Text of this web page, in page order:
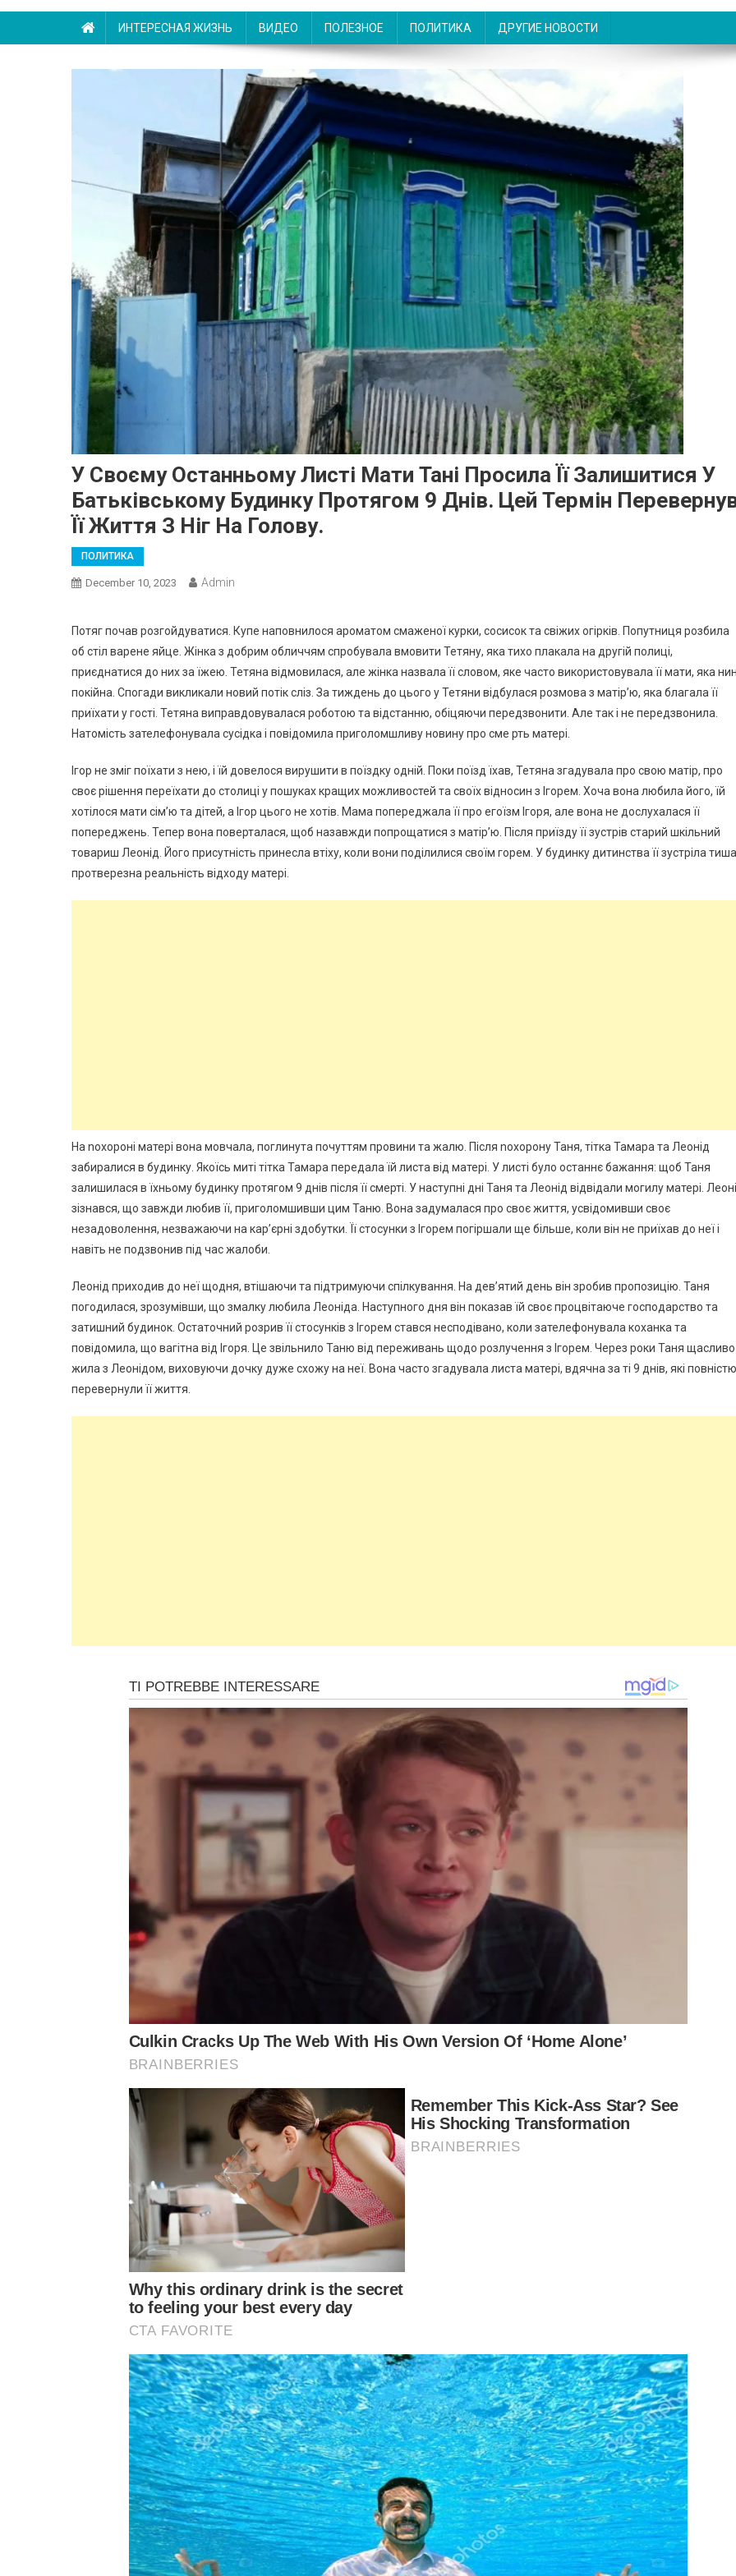
ИНТЕРЕСНАЯ ЖИЗНЬ ВИДЕО ПОЛЕЗНОЕ ПОЛИТИКА ДРУГИЕ НОВОСТИ
У Своєму Останньому Листі Мати Тані Просила Її Залишитися У
Батьківському Будинку Протягом 9 Днів. Цей Термін
Її Життя З Ніг На Голову.
ПОЛИТИКА
December 10, 2023 Admin
Потяг почав розгойдуватися. Купе наповнилося ароматом смаженої курки, сосисок та свіжих огірків. Попутниця розбила
об стіл варене яйце. Жінка з добрим обличчям спробувала вмовити Тетяну, яка тихо плакала на другій полиці,
приєднатися до них за їжею. Тетяна відмовилася, але жінка назвала її словом, яке часто використовувала її мати, яка
покійна. Спогади викликали новий потік сліз. За тиждень до цього у Тетяни відбулася розмова з матір’ю, яка благала її
приїхати у гості. Тетяна виправдовувалася роботою та відстанню, обіцяючи передзвонити. Але так і не передзвонила.
Натомість зателефонувала сусідка і повідомила приголомшливу новину про сме рть матері.
Ігор не зміг поїхати з нею, і їй довелося вирушити в поїздку одній. Поки поїзд їхав, Тетяна згадувала про свою матір, про
своє рішення переїхати до столиці у пошуках кращих можливостей та своїх відносин з Ігорем. Хоча вона любила його, їй
хотілося мати сім’ю та дітей, а Ігор цього не хотів. Мама попереджала її про егоїзм Ігоря, але вона не дослухалася її
попереджень. Тепер вона поверталася, щоб назавжди попрощатися з матір’ю. Після приїзду її зустрів старий шкільний
товариш Леонід. Його присутність принесла втіху, коли вони поділилися своїм горем. У будинку дитинства її зустріла тиша
протверезна реальність відходу матері.
На nохороні матері вона мовчала, поглинута почуттям провини та жалю. Після nохорону Таня, тітка Тамара та Леонід
забиралися в будинку. Якоїсь миті тітка Тамара передала їй листа від матері. У листі було останнє бажання: щоб Таня
залишилася в їхньому будинку протягом 9 днів після її смерті. У наступні дні Таня та Леонід відвідали могилу матері.
зізнався, що завжди любив її, приголомшивши цим Таню. Вона задумалася про своє життя, усвідомивши своє
незадоволення, незважаючи на кар’єрні здобутки. Її стосунки з Ігорем погіршали ще більше, коли він не приїхав до неї і
навіть не подзвонив під час жалоби.
Леонід приходив до неї щодня, втішаючи та підтримуючи спілкування. На дев’ятий день він зробив пропозицію. Таня
погодилася, зрозумівши, що змалку любила Леоніда. Наступного дня він показав їй своє процвітаюче господарство та
затишний будинок. Остаточний розрив її стосунків з Ігорем стався несподівано, коли зателефонувала коханка та
повідомила, що вагітна від Ігоря. Це звільнило Таню від переживань щодо розлучення з Ігорем. Через роки Таня щасливо
жила з Леонідом, виховуючи дочку дуже схожу на неї. Вона часто згадувала листа матері, вдячна за ті 9 днів, які повністю
перевернули її життя.